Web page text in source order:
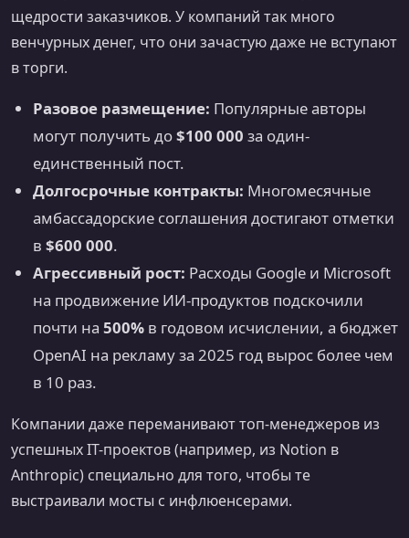
щедрости заказчиков. У компаний так много
венчурных денег, что они зачастую даже не вступают
в торги.
Разовое размещение: Популярные авторы
могут получить до$100 000 за один-
единственный пост.
Долгосрочные контракты: Многомесячные
амбассадорские соглашения достигают отметки
в $600 000.
Агрессивный рост: Расходы Google и Microsoft
на продвижение ИИ-продуктов подскочили
почти на 500% в годовом исчислении, а бюджет
OpenAI на рекламу за 2025 год вырос более чем
в 10 раз.
Компании даже переманивают топ-менеджеров из
успешных IT-проектов (например, из Notion в
Anthropic) специально для того, чтобы те
выстраивали мосты с инфлюенсерами.